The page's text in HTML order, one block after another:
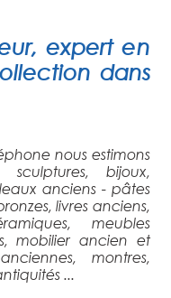
expert en
dans
nous estimons
bijoux,
anciens - pâtes
livres anciens,
meubles
mobilier ancien et
montres,
...